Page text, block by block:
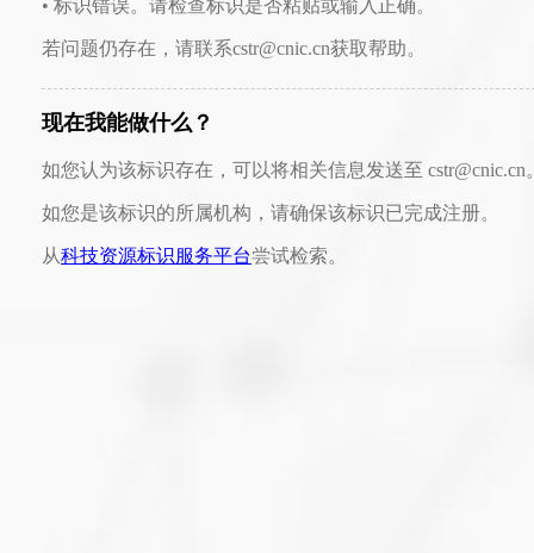
• 标识错误。请检查标识是否粘贴或输入正确。
若问题仍存在，请联系cstr@cnic.cn获取帮助。
现在我能做什么？
如您认为该标识存在，可以将相关信息发送至 cstr@cnic.cn
如您是该标识的所属机构，请确保该标识已完成注册。
从科技资源标识服务平台尝试检索。